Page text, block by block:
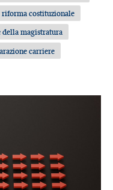
riforma costituzionale
magistratura
carriere